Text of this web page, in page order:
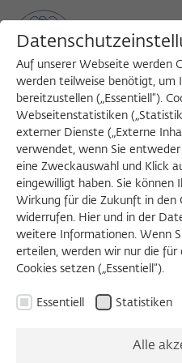
MENU
1992/1993
Peter von
Professor der Neueren
Universität Zürich
Geboren 1937 in Luzern;
Auf unserer Webseite werden
werden teilweise benötigt, um
bereitzustellen („Essentiell“).
Webseitenstatistiken
externer Dienste („Externe
verwendet, wenn Sie entweder
eine Zweckauswahl und Klick
eingewilligt haben. Sie können
Wirkung für die Zukunft in den
widerrufen. Hier und in der
weitere Informationen. Wenn
erteilen, werden wir nur die für
Cookies setzen („Essentiell“).
Essentiell Statistiken
Alle